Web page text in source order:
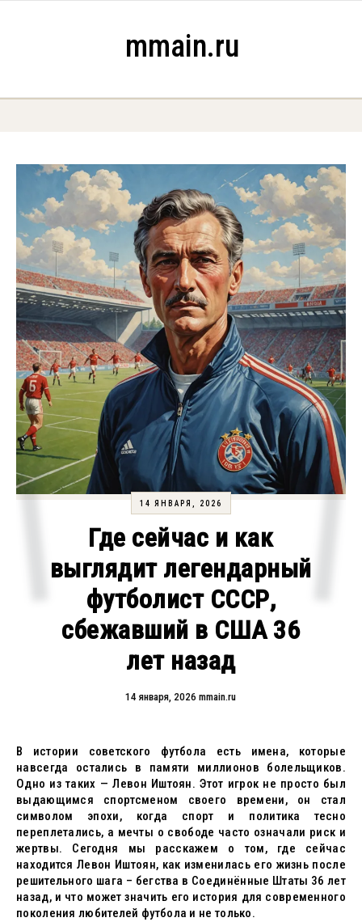
mmain.ru
14 ЯНВАРЯ, 2026
Где сейчас и как
выглядит легендарный
футболист СССР,
сбежавший в США 36
лет назад
14 января, 2026 mmain.ru
В истории советского футбола есть имена, которые
навсегда остались в памяти миллионов болельщиков.
Одно из таких — Левон Иштоян. Этот игрок не просто был
выдающимся спортсменом своего времени, он стал
символом эпохи, когда спорт и политика тесно
переплетались, а мечты о свободе часто означали риск и
жертвы. Сегодня мы расскажем о том, где сейчас
находится Левон Иштоян, как изменилась его жизнь после
решительного шага – бегства в Соединённые Штаты 36 лет
назад, и что может значить его история для современного
поколения любителей футбола и не только.